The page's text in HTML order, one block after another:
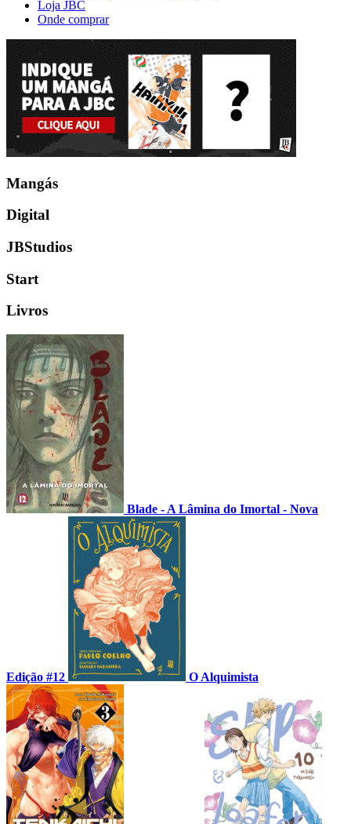
Loja JBC
Onde comprar
Mangás
Digital
JBStudios
Start
Livros
Blade - A Lâmina do Imortal - Nova
Edição #12 O Alquimista